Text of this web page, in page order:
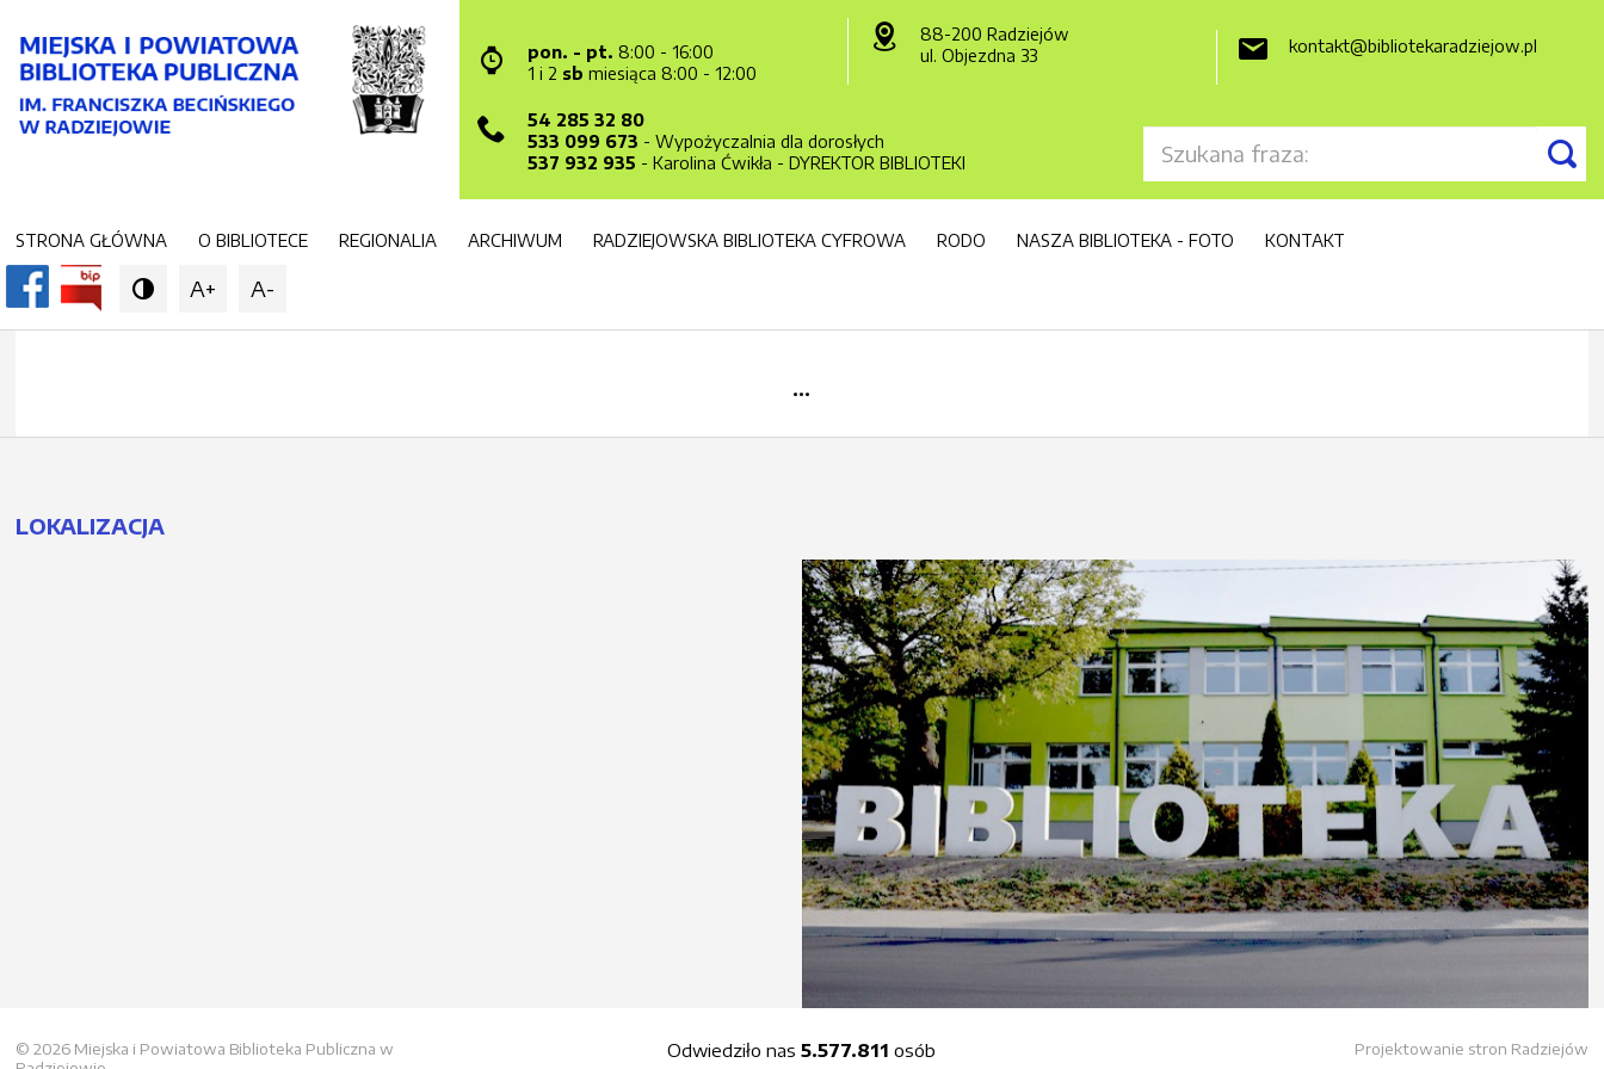
pon. - pt. 8:00 - 16:00
1 i 2 sb miesiąca 8:00 - 12:00
88-200 Radziejów
ul. Objezdna 33
kontakt@bibliotekaradziejow.pl
54 285 32 80
533 099 673 - Wypożyczalnia dla dorosłych
537 932 935 - Karolina Ćwikła - DYREKTOR BIBLIOTEKI 
STRONA GŁÓWNA O BIBLIOTECE REGIONALIA ARCHIWUM RADZIEJOWSKA BIBLIOTEKA CYFROWA RODO NASZA BIBLIOTEKA - FOTO KONTAKT
 A+ A-
...
LOKALIZACJA
© 2026 Miejska i Powiatowa Biblioteka Publiczna w
Odwiedziło nas5.577.811 osób Projektowanie stron Radziejów